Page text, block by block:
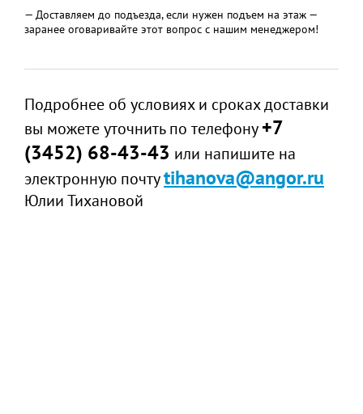
— Доставляем до подъезда, если нужен подъем на этаж —
заранее оговаривайте этот вопрос с нашим менеджером!
Подробнее об условиях и сроках доставки
вы можете уточнить по телефону+7
(3452) 68-43-43 или напишите на
электронную почтуtihanova@angor.ru
Юлии Тихановой